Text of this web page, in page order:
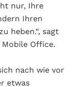
nur, Ihre
Ihren
heben.“, sagt
Office.
nach wie vor
etwas